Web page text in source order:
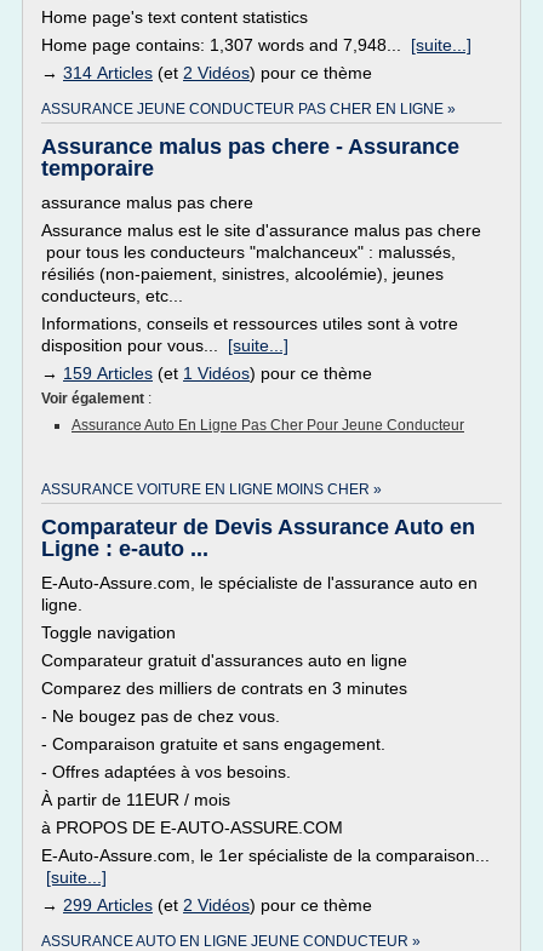
Home page's text content statistics
Home page contains: 1,307 words and 7,948... [suite...]
→ 314 Articles (et 2 Vidéos) pour ce thème
ASSURANCE JEUNE CONDUCTEUR PAS CHER EN LIGNE »
Assurance malus pas chere - Assurance
temporaire
assurance malus pas chere
Assurance malus est le site d'assurance malus pas chere
pour tous les conducteurs "malchanceux" : malussés,
résiliés (non-paiement, sinistres, alcoolémie), jeunes
conducteurs, etc...
Informations, conseils et ressources utiles sont à votre
disposition pour vous... [suite...]
→ 159 Articles (et 1 Vidéos) pour ce thème
Voir également :
Assurance Auto En Ligne Pas Cher Pour Jeune Conducteur
ASSURANCE VOITURE EN LIGNE MOINS CHER »
Comparateur de Devis Assurance Auto en
Ligne : e-auto ...
E-Auto-Assure.com, le spécialiste de l'assurance auto en
ligne.
Toggle navigation
Comparateur gratuit d'assurances auto en ligne
Comparez des milliers de contrats en 3 minutes
- Ne bougez pas de chez vous.
- Comparaison gratuite et sans engagement.
- Offres adaptées à vos besoins.
À partir de 11EUR / mois
à PROPOS DE E-AUTO-ASSURE.COM
E-Auto-Assure.com, le 1er spécialiste de la comparaison...
[suite...]
→ 299 Articles (et 2 Vidéos) pour ce thème
ASSURANCE AUTO EN LIGNE JEUNE CONDUCTEUR »